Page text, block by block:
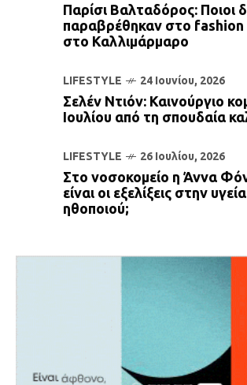
Παρίσι Βαλταδόρος: Ποιοι
παραβρέθηκαν στο fashion
στο Καλλιμάρμαρο
LIFESTYLE 24 Ιουνίου, 2026
Σελέν Ντιόν: Καινούργιο
Ιουλίου από τη σπουδαία
LIFESTYLE 26 Ιουλίου, 2026
Στο νοσοκομείο η Άννα
είναι οι εξελίξεις στην
ηθοποιού;